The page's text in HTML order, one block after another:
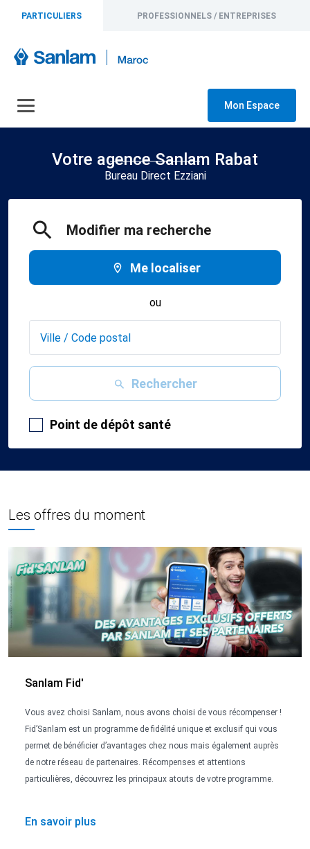
PARTICULIERS PROFESSIONNELS / ENTREPRISES
Mon Espace
Votre agence Sanlam Rabat
Bureau Direct Ezziani
Modifier ma recherche
Me localiser
ou
Rechercher
Point de dépôt santé
Les offres du moment
Sanlam Fid'
Vous avez choisi Sanlam, nous avons choisi de vous récompenser !
Fid’Sanlam est un programme de fidélité unique et exclusif qui vous
permet de bénéficier d’avantages chez nous mais également auprès
de notre réseau de partenaires. Récompenses et attentions
particulières, découvrez les principaux atouts de votre programme.
En savoir plus